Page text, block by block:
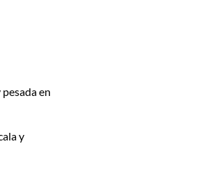
en
y